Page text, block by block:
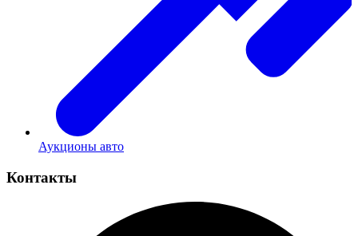
Аукционы авто
Контакты